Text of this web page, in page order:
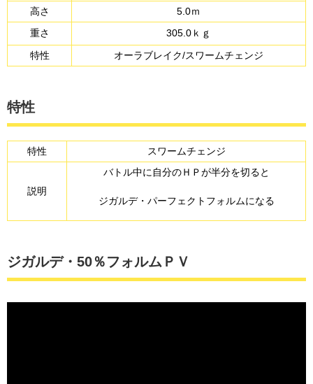
高さ
5.0ｍ
重さ 305.0ｋｇ
特性 オーラブレイク/スワームチェンジ
特性
特性 スワームチェンジ
説明
バトル中に自分のＨＰが半分を切ると
ジガルデ・パーフェクトフォルムになる
ジガルデ・50％フォルムＰＶ